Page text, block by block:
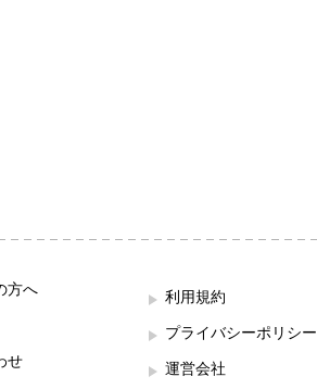
方へ
せ
利用規約
プライバシーポリシー
運営会社